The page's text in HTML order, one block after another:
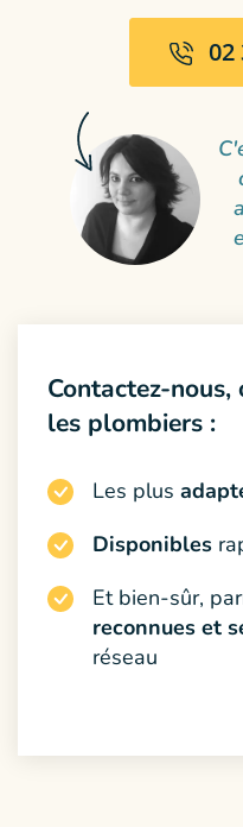
Contactez-
les plombiers :
Les plus
Disponibles
Et bien-sûr,
reconnues et
réseau
02